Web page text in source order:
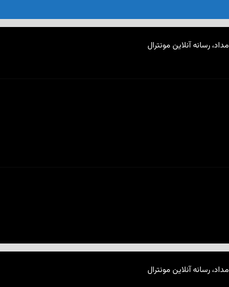
مداد، رسانه آنلاین مونترال
مداد، رسانه آنلاین مونترال